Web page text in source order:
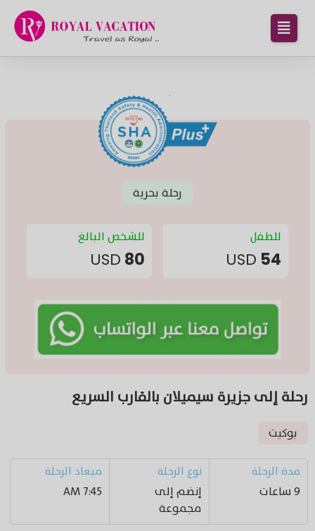
رحلة إلى جزيرة سيميلان بالقارب السريع
بوكيت
مدة الرحلة
9 ساعات
نوع الرحلة
إنضم إلى
مجموعة
ميعاد الرحلة
7:45 AM
رحلة بحرية
للطفل
54
USD
للشخص البالغ
80
USD